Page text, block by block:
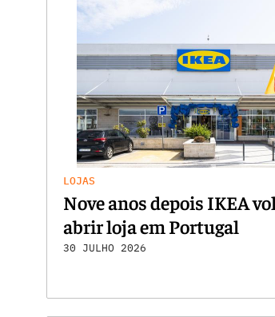
LOJAS
Nove anos depois IKEA
abrir loja em Portugal
30 JULHO 2026